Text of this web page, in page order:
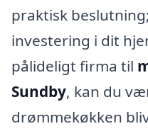
praktisk
investering i dit
pålideligt firma til
Sundby, kan du
drømmekøkken